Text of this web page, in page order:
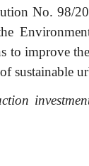
No. 98/
to improve
sustainable